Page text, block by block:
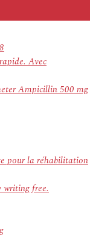
Avec
Ampicillin 500 mg
pour la réhabilitation
writing free.